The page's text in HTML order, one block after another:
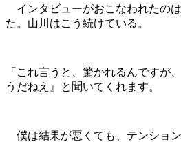
インタビューがおこなわれたの
た。山川はこう続けている。
「これ言うと、驚かれるんです
うだねえ』と聞いてくれます。
僕は結果が悪くても、テンショ